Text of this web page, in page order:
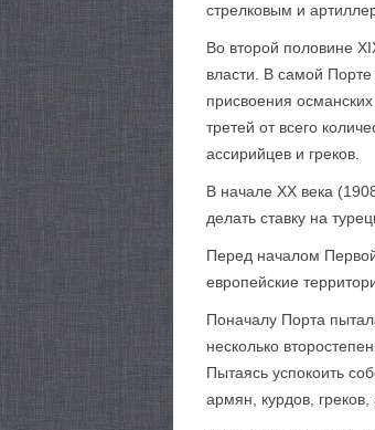
стрелковым и
Во второй половине
власти. В самой
присвоения
третей от всего
ассирийцев и греков.
В начале XX века
делать ставку на
Перед началом
европейские
Поначалу Порта
несколько
Пытаясь успокоить
армян, курдов,